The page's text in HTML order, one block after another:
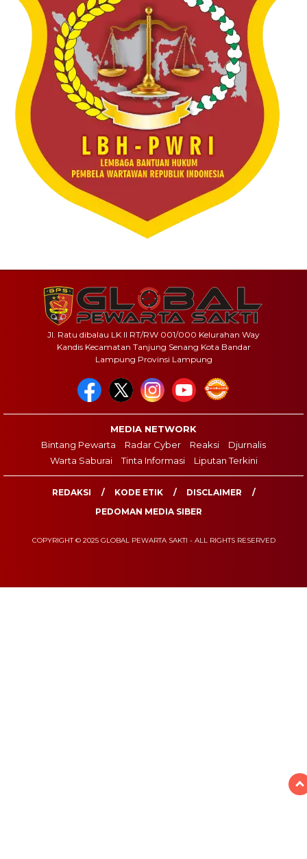
Jl. Ratu dibalau LK II RT/RW 001/000 Kelurahan Way
Kandis Kecamatan Tanjung Senang Kota Bandar
Lampung Provinsi Lampung
MEDIA NETWORK
Bintang Pewarta
Radar Cyber Reaksi
Djurnalis
Warta Saburai
Tinta Informasi Liputan Terkini
REDAKSI KODE ETIK
DISCLAIMER
PEDOMAN MEDIA SIBER
COPYRIGHT © 2025 GLOBAL PEWARTA SAKTI - ALL RIGHTS RESERVED